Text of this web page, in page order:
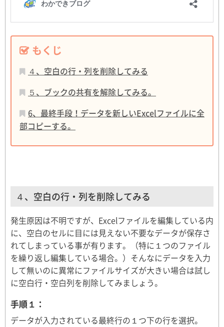
もくじ
４、空白の行・列を削除してみる
５、ブックの共有を解除してみる。
6、最終手段！データを新しいExcelファイルに全
部コピーする。
４、空白の行・列を削除してみる
発生原因は不明ですが、Excelファイルを編集している内
に、空白のセルに目には見えない不要なデータが保存さ
れてしまっている事が有ります。（特に１つのファイル
を繰り返し編集している場合。）そんなにデータを入力
して無いのに異常にファイルサイズが大きい場合は試し
に空白行・空白列を削除してみましょう。
手順１：
データが入力されている最終行の１つ下の行を選択。